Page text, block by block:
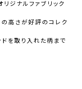
ジナルファブリック
の高さが好評のコレク
を取り入れた柄まで